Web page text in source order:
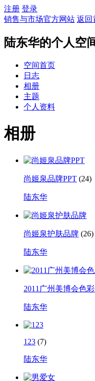
注册 登录
销售与市场官方网站 返回
陆东华的个人空
空间首页
日志
相册
主题
个人资料
相册
尚姬泉品牌PPT (24)
陆东华
尚姬泉护肤品牌 (26)
陆东华
2011广州美博会色
陆东华
123 (7)
陆东华